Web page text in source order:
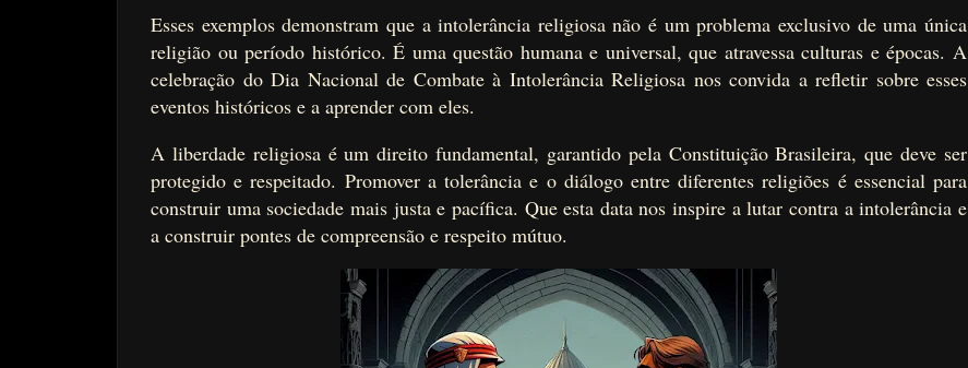
Esses exemplos demonstram que a intolerância religiosa não é um problema exclusivo de uma única
religião ou período histórico. É uma questão humana e universal, que atravessa culturas e épocas. A
celebração do Dia Nacional de Combate à Intolerância Religiosa nos convida a refletir sobre esses
eventos históricos e a aprender com eles.
A liberdade religiosa é um direito fundamental, garantido pela Constituição Brasileira, que deve ser
protegido e respeitado. Promover a tolerância e o diálogo entre diferentes religiões é essencial para
construir uma sociedade mais justa e pacífica. Que esta data nos inspire a lutar contra a intolerância e
a construir pontes de compreensão e respeito mútuo.